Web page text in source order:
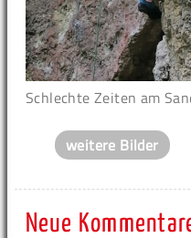
Schlechte Zeiten am
weitere Bilder
Neue